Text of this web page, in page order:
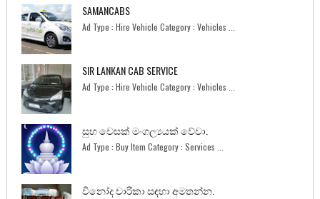
SAMANCABS
Ad Type : Hire Vehicle Category : Vehicles ...
SIR LANKAN CAB SERVICE
Ad Type : Hire Vehicle Category : Vehicles ...
සුභ වෙසක් මංගල්‍යයක් වේවා.
Ad Type : Buy Item Category : Services ...
විනෝද චාරිකා සඳහා අමතන්න.